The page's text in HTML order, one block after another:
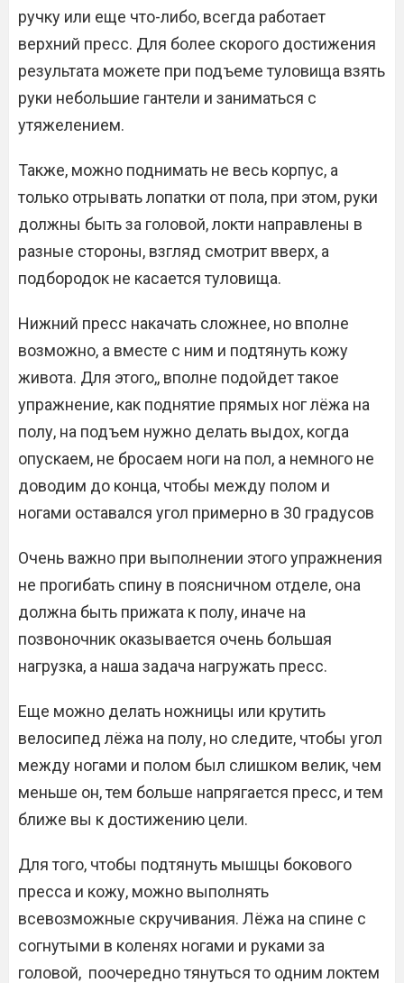
ручку или еще что-либо, всегда работает
верхний пресс. Для более скорого достижения
результата можете при подъеме туловища взять
руки небольшие гантели и заниматься с
утяжелением.
Также, можно поднимать не весь корпус, а
только отрывать лопатки от пола, при этом, руки
должны быть за головой, локти направлены в
разные стороны, взгляд смотрит вверх, а
подбородок не касается туловища.
Нижний пресс накачать сложнее, но вполне
возможно, а вместе с ним и подтянуть кожу
живота. Для этого,, вполне подойдет такое
упражнение, как поднятие прямых ног лёжа на
полу, на подъем нужно делать выдох, когда
опускаем, не бросаем ноги на пол, а немного не
доводим до конца, чтобы между полом и
ногами оставался угол примерно в 30 градусов
Очень важно при выполнении этого упражнения
не прогибать спину в поясничном отделе, она
должна быть прижата к полу, иначе на
позвоночник оказывается очень большая
нагрузка, а наша задача нагружать пресс.
Еще можно делать ножницы или крутить
велосипед лёжа на полу, но следите, чтобы угол
между ногами и полом был слишком велик, чем
меньше он, тем больше напрягается пресс, и тем
ближе вы к достижению цели.
Для того, чтобы подтянуть мышцы бокового
пресса и кожу, можно выполнять
всевозможные скручивания. Лёжа на спине с
согнутыми в коленях ногами и руками за
головой, поочередно тянуться то одним локтем